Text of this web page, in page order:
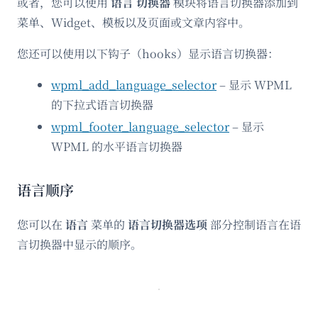
菜单、Widget、模板以及页面或文章内容中。
您还可以使用以下钩子（hooks）显示语言切换器：
wpml_add_language_selector– 显示 WPML
的下拉式语言切换器
wpml_footer_language_selector– 显示
WPML 的水平语言切换器
语言顺序
您可以在 语言菜单的 语言切换器选项 部分控制语言在语
言切换器中显示的顺序。